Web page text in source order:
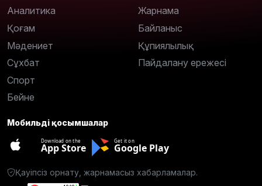
Аналитика
Қоғам
Мәдениет
Сұхбат
Спорт
Бейне
Жарнама
Байланыс
Құпиялылық
Пайдалану ережесі
Мобильді қосымшалар
Download on the
App Store
Get it on
Google Play
Қауіпсіз орнату, жарнамасыз хабарламалар.